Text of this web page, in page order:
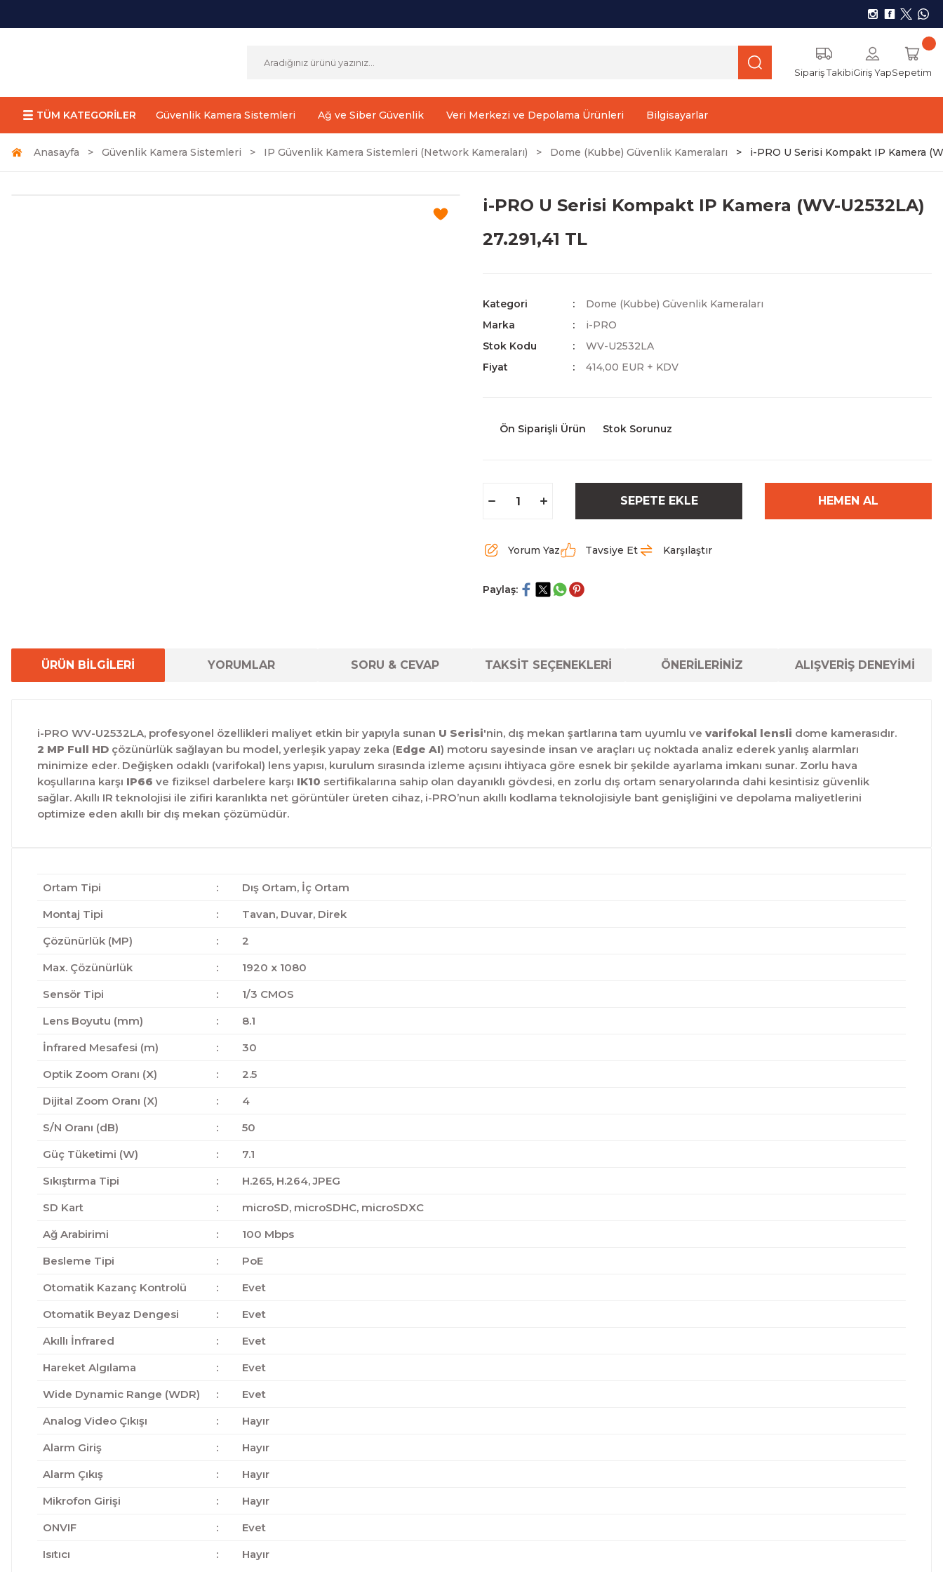
Sipariş TakibiGiriş YapSepetim
TÜM KATEGORİLER Güvenlik Kamera Sistemleri Ağ ve Siber Güvenlik Veri Merkezi ve Depolama Ürünleri Bilgisayarlar
Anasayfa Güvenlik Kamera Sistemleri IP Güvenlik Kamera Sistemleri (Network Kameraları) Dome (Kubbe) Güvenlik Kameraları i-PRO U Serisi Kompakt IP Kamera
i-PRO U Serisi Kompakt IP Kamera (WV-U2532LA)
27.291,41 TL
Kategori
Dome (Kubbe) Güvenlik Kameraları
Marka
i-PRO
Stok Kodu
WV-U2532LA
Fiyat
414,00 EUR + KDV
Ön Siparişli Ürün Stok Sorunuz
SEPETE EKLE HEMEN AL
Yorum Yaz Tavsiye Et Karşılaştır
Paylaş:
ÜRÜN BİLGİLERİ YORUMLAR SORU & CEVAP TAKSİT SEÇENEKLERİ ÖNERİLERİNİZ ALIŞVERİŞ DENEYİMİ
i-PRO WV-U2532LA, profesyonel özellikleri maliyet etkin bir yapıyla sunan U Serisi'nin, dış mekan şartlarına tam uyumlu ve varifokal lensli dome kamerasıdır.
2 MP Full HD çözünürlük sağlayan bu model, yerleşik yapay zeka (Edge AI) motoru sayesinde insan ve araçları uç noktada analiz ederek yanlış alarmları
minimize eder. Değişken odaklı (varifokal) lens yapısı, kurulum sırasında izleme açısını ihtiyaca göre esnek bir şekilde ayarlama imkanı sunar. Zorlu hava
koşullarına karşı IP66 ve fiziksel darbelere karşı IK10 sertifikalarına sahip olan dayanıklı gövdesi, en zorlu dış ortam senaryolarında dahi kesintisiz güvenlik
sağlar. Akıllı IR teknolojisi ile zifiri karanlıkta net görüntüler üreten cihaz, i-PRO’nun akıllı kodlama teknolojisiyle bant genişliğini ve depolama maliyetlerini
optimize eden akıllı bir dış mekan çözümüdür.
Ortam Tipi :
Dış Ortam, İç Ortam
Montaj Tipi
:
Tavan, Duvar, Direk
Çözünürlük (MP)
:
2
Max. Çözünürlük
:
1920 x 1080
Sensör Tipi
:
1/3 CMOS
Lens Boyutu (mm)
:
8.1
İnfrared Mesafesi (m)
:
30
Optik Zoom Oranı (X)
:
2.5
Dijital Zoom Oranı (X)
:
4
S/N Oranı (dB)
:
50
Güç Tüketimi (W)
:
7.1
Sıkıştırma Tipi
:
H.265, H.264, JPEG
SD Kart
:
microSD, microSDHC, microSDXC
Ağ Arabirimi
:
100 Mbps
Besleme Tipi
:
PoE
Otomatik Kazanç Kontrolü
:
Evet
Otomatik Beyaz Dengesi
:
Evet
Akıllı İnfrared
:
Evet
Hareket Algılama
:
Evet
Wide Dynamic Range (WDR)
:
Evet
Analog Video Çıkışı
:
Hayır
Alarm Giriş
:
Hayır
Alarm Çıkış
:
Hayır
Mikrofon Girişi
:
Hayır
ONVIF
:
Evet
Isıtıcı
: Hayır